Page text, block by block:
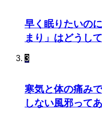
早く眠りたいの
まり」はどうし
3
寒気と体の痛み
しない風邪って